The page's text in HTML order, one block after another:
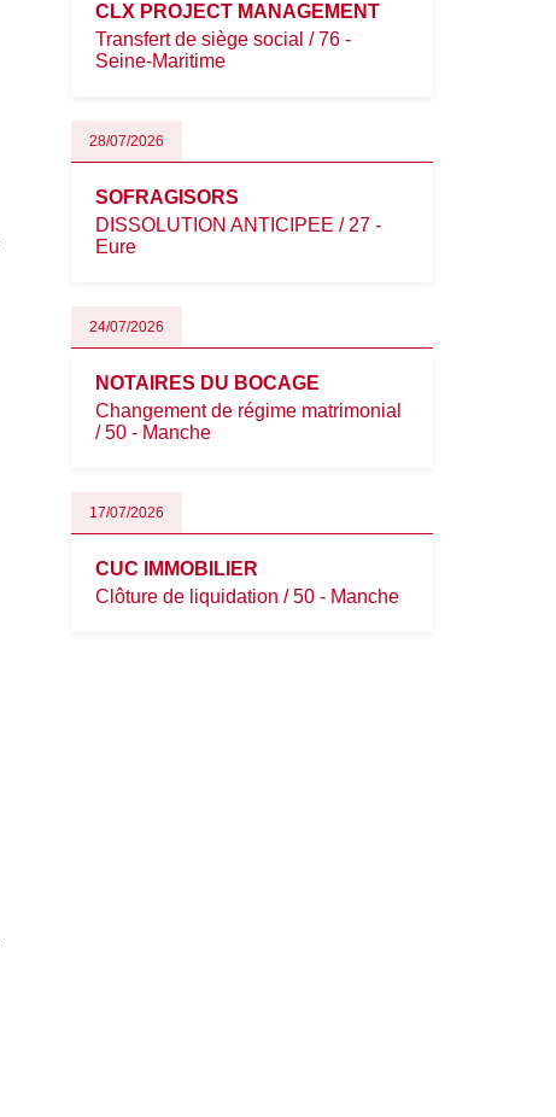
CLX PROJECT MANAGEMENT
Transfert de siège social / 76 -
Seine-Maritime
28/07/2026
SOFRAGISORS
DISSOLUTION ANTICIPEE / 27 -
Eure
24/07/2026
NOTAIRES DU BOCAGE
Changement de régime matrimonial
/ 50 - Manche
17/07/2026
CUC IMMOBILIER
Clôture de liquidation / 50 - Manche